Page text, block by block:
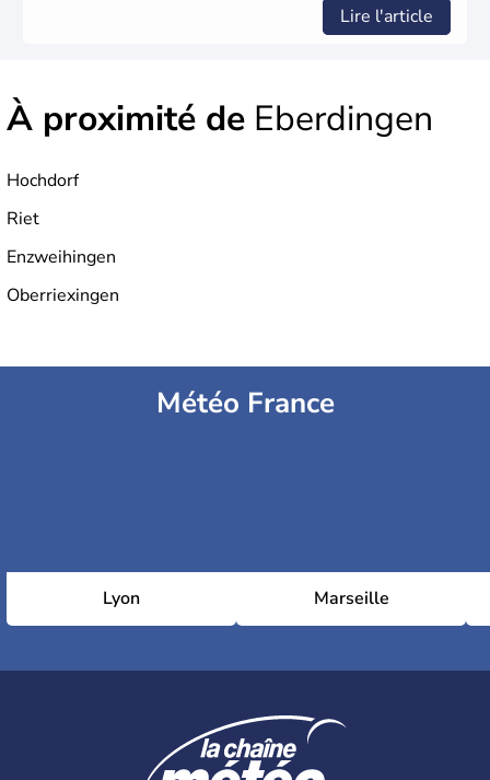
Lire l'article
À proximité de Eberdingen
Hochdorf
Riet
Enzweihingen
Oberriexingen
Météo France
Lyon Marseille